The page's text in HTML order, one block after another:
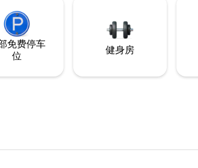
免费停车
位
健身房